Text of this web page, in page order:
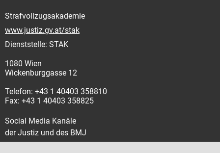
Strafvollzugsakademie
www.justiz.gv.at/stak
Dienststelle: STAK
1080 Wien
Wickenburggasse 12
Telefon: +43 1 40403 358810
Fax: +43 1 40403 358825
Social Media Kanäle
der Justiz und des BMJ